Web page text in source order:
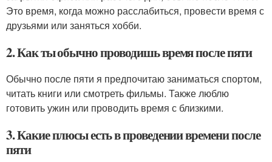
Это время, когда можно расслабиться, провести время с
друзьями или заняться хобби.
2. Как ты обычно проводишь время после пяти
Обычно после пяти я предпочитаю заниматься спортом,
читать книги или смотреть фильмы. Также люблю
готовить ужин или проводить время с близкими.
3. Какие плюсы есть в проведении времени после
пяти